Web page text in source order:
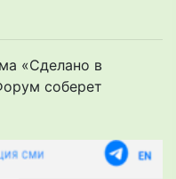
«Сделано в
соберет